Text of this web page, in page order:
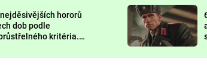
hororů
dob podle
kritéria.
zvednou tep?